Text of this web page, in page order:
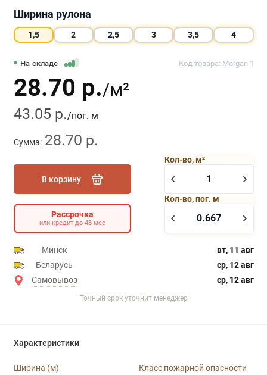
На складе Код товара: Morgan 1
28.70 р./м²
43.05 р./пог. м
Сумма: 28.70 р.
В корзину
Кол-во, м²
Кол-во, пог. м
Рассрочка
или кредит до 48 мес
Минск
вт, 11 авг
Беларусь
ср, 12 авг
Самовывоз
ср, 12 авг
Точный срок уточнит менеджер
Ширина рулона
1,5 2 2,5 3 3,5 4
Характеристики
Ширина (м) Класс пожарной опасности